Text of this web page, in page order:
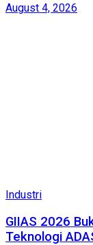
August 4, 2026
Industri
GIIAS 2026
Teknologi